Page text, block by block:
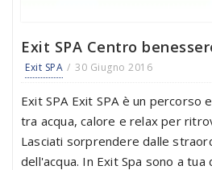
Exit SPA Centro
Exit SPA 30 Giugno 2016
Exit SPA Exit SPA è un percorso
tra acqua, calore e relax per
Lasciati sorprendere dalle
dell'acqua. In Exit Spa sono a tua